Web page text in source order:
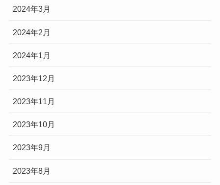
2024年3月
2024年2月
2024年1月
2023年12月
2023年11月
2023年10月
2023年9月
2023年8月